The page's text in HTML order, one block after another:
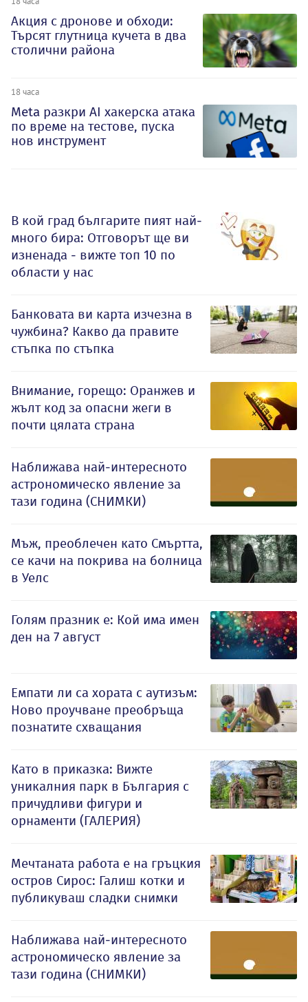
Акция с дронове и обходи:
Търсят глутница кучета в два
столични района
18 часа
Meta разкри AI хакерска атака
по време на тестове, пуска
нов инструмент
В кой град българите пият най-
много бира: Отговорът ще ви
изненада - вижте топ 10 по
области у нас
Банковата ви карта изчезна в
чужбина? Какво да правите
стъпка по стъпка
Внимание, горещо: Оранжев и
жълт код за опасни жеги в
почти цялата страна
Наближава най-интересното
астрономическо явление за
тази година (СНИМКИ)
Мъж, преоблечен като Смъртта,
се качи на покрива на болница
в Уелс
Голям празник е: Кой има имен
ден на 7 август
Емпати ли са хората с аутизъм:
Ново проучване преобръща
познатите схващания
Като в приказка: Вижте
уникалния парк в България с
причудливи фигури и
орнаменти (ГАЛЕРИЯ)
Мечтаната работа е на гръцкия
остров Сирос: Галиш котки и
публикуваш сладки снимки
Наближава най-интересното
астрономическо явление за
тази година (СНИМКИ)